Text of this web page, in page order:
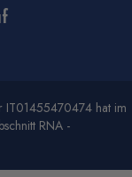
IT01455470474 hat im
RNA -